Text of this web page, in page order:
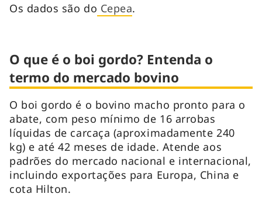
Os dados são do Cepea.
O que é o boi gordo? Entenda o
termo do mercado bovino
O boi gordo é o bovino macho pronto para o
abate, com peso mínimo de 16 arrobas
líquidas de carcaça (aproximadamente 240
kg) e até 42 meses de idade. Atende aos
padrões do mercado nacional e internacional,
incluindo exportações para Europa, China e
cota Hilton.